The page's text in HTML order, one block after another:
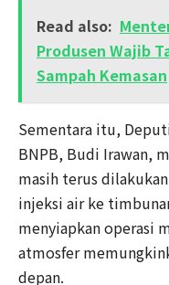
Read also:
Produsen Wajib
Sampah Kemasan
Sementara itu,
BNPB, Budi Irawan,
masih terus
injeksi air ke
menyiapkan operasi
atmosfer
depan.